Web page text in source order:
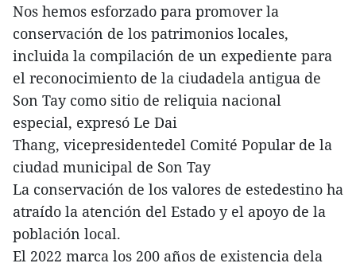
Nos hemos esforzado para promover la
conservación de los patrimonios locales,
incluida la compilación de un expediente para
el reconocimiento de la ciudadela antigua de
Son Tay como sitio de reliquia nacional
especial, expresó Le Dai
Thang, vicepresidentedel Comité Popular de la
ciudad municipal de Son Tay
La conservación de los valores de estedestino ha
atraído la atención del Estado y el apoyo de la
población local.
El 2022 marca los 200 años de existencia dela